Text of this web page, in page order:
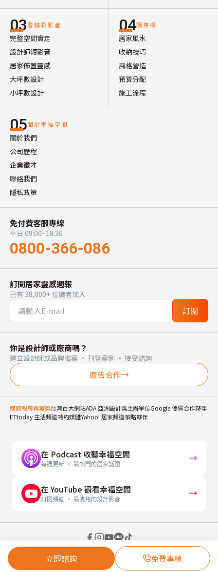
立即諮詢 免費專線
03看精彩影音
完整空間實走
設計師短影音
居家佈置靈感
大坪數設計
小坪數設計
04讀專欄
居家風水
收納技巧
風格營造
預算分配
施工流程
05關於幸福空間
關於我們
公司歷程
企業徵才
聯絡我們
隱私政策
免付費客服專線
平日 09:00~18:30
0800-366-086
訂閱居家靈感週報
已有 38,000+ 位讀者加入
訂閱
你是設計師或廠商嗎？
建立設計師或品牌檔案 · 刊登案例 · 接受諮詢
廣告合作
媒體報導與獲獎台灣百大網站ADA 亞洲設計獎主辦單位Google 優質合作夥伴
ETtoday 生活頻道特約媒體Yahoo! 居家頻道策略夥伴
在 Podcast 收聽幸福空間
每週更新 · 最熱門的居家話題
在 YouTube 觀看幸福空間
訂閱頻道 · 最實用的設計影音
© 2026 幸福空間 Gorgeous Space Co., Ltd.